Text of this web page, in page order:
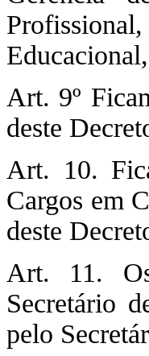
Art. 9º
deste
Art. 10.
Cargos em
deste
Art. 11.
Secretário
pelo